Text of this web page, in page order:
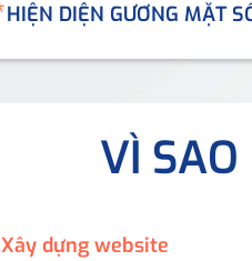
HIỆN DIỆN GƯƠNG MẶT
VÌ
Xây dựng website